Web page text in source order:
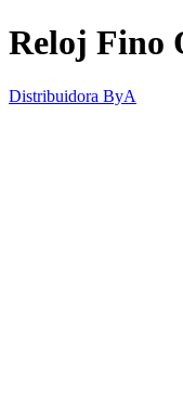
Reloj Fino
Distribuidora ByA